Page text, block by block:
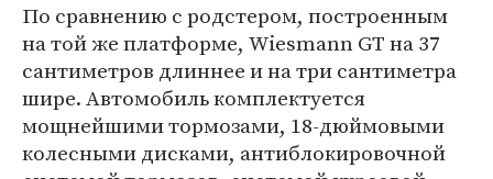
По сравнению с родстером, построенным
на той же платформе, Wiesmann GT на 37
сантиметров длиннее и на три сантиметра
шире. Автомобиль комплектуется
мощнейшими тормозами, 18-дюймовыми
колесными дисками, антиблокировочной